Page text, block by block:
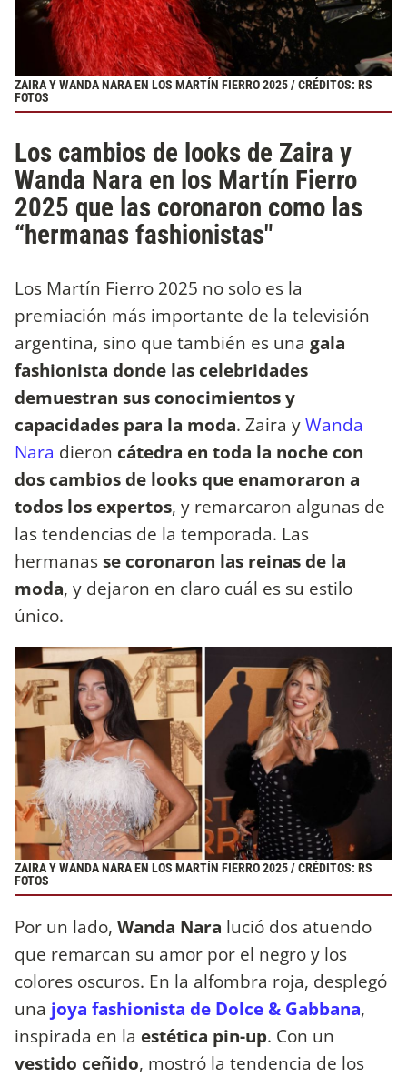
ZAIRA Y WANDA NARA EN LOS MARTÍN FIERRO 2025 / CRÉDITOS: RS
FOTOS
Los cambios de looks de Zaira y
Wanda Nara en los Martín Fierro
2025 que las coronaron como las
“hermanas fashionistas"
Los Martín Fierro 2025 no solo es la
premiación más importante de la televisión
argentina, sino que también es una gala
fashionista donde las celebridades
demuestran sus conocimientos y
capacidades para la moda. Zaira yWanda
Nara dieron cátedra en toda la noche con
dos cambios de looks que enamoraron a
todos los expertos, y remarcaron algunas de
las tendencias de la temporada. Las
hermanasse coronaron las reinas de la
moda, y dejaron en claro cuál es su estilo
único.
ZAIRA Y WANDA NARA EN LOS MARTÍN FIERRO 2025 / CRÉDITOS: RS
FOTOS
Por un lado, Wanda Nara lució dos atuendo
que remarcan su amor por el negro y los
colores oscuros. En la alfombra roja, desplegó
una joya fashionista de Dolce & Gabbana,
inspirada en la estética pin-up. Con un
vestido ceñido, mostró la tendencia de los